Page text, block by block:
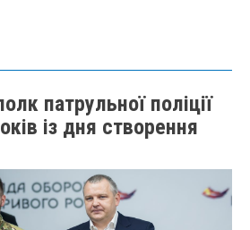
патрульної поліції
із дня створення